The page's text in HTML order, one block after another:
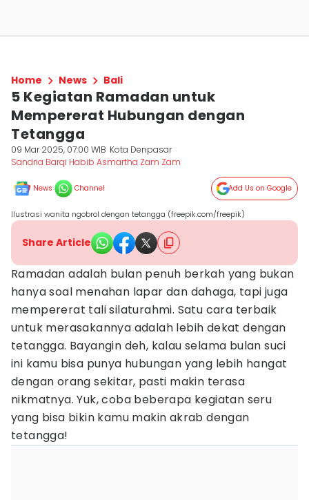
Home News Bali
5 Kegiatan Ramadan untuk
Mempererat Hubungan dengan
Tetangga
09 Mar 2025, 07:00 WIB Kota Denpasar
Sandria Barqi Habib Asmartha Zam Zam
News Channel Add Us on Google
Ilustrasi wanita ngobrol dengan tetangga (freepik.com/freepik)
Share Article
Ramadan adalah bulan penuh berkah yang bukan
hanya soal menahan lapar dan dahaga, tapi juga
mempererat tali silaturahmi. Satu cara terbaik
untuk merasakannya adalah lebih dekat dengan
tetangga. Bayangin deh, kalau selama bulan suci
ini kamu bisa punya hubungan yang lebih hangat
dengan orang sekitar, pasti makin terasa
nikmatnya. Yuk, coba beberapa kegiatan seru
yang bisa bikin kamu makin akrab dengan
tetangga!